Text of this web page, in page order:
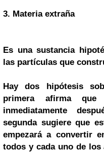
3. Materia extraña
Es una sustancia
las partículas que
Hay dos hipótesis
primera afirma
inmediatamente
segunda sugiere que
empezará a convertir
todos y cada uno de los